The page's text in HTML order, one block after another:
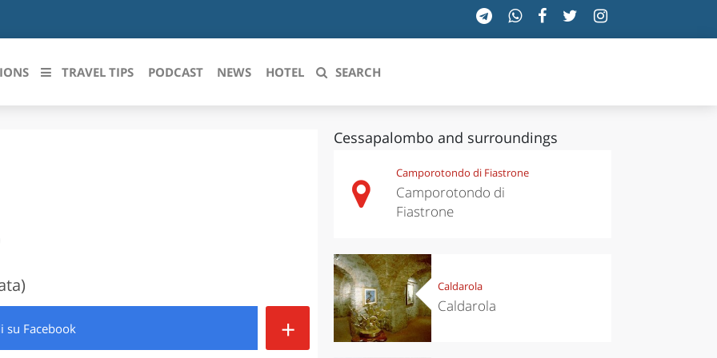
ROMAGNA PIEMONTE
SICILIA
TOSCANA
UMBRIA
VALLE D'AOSTA
VENETO
TRAVEL TIPS PODCAST NEWS HOTEL SEARCH
su Facebook +
Cessapalombo and surroundings
Camporotondo di Fiastrone
Camporotondo di
Fiastrone
Caldarola
Caldarola